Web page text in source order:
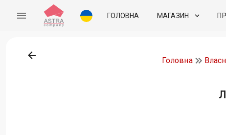
ГОЛОВНА МАГАЗИН
Головна